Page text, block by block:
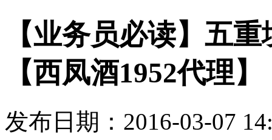
【业务员必读】五
【西凤酒1952代理】
发布日期：2016-03-07